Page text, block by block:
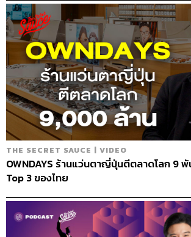
โปรดักต์และบิสิเนสโมเดล
“โปรดักต์ของสุริยา ค่อนข้างเป็นผู้นำ เมื่อ
ผมเป็นคนคิดหีบสีขาวขึ้นมาคนแรก เพราะ
หีบไม้แล้วทาสีเหลืองๆ น่ากลัวมากเลย เริ่ม
ไก่ ให้เหลืองซอฟต์ลงมานิดนึง ก็ยังไม่ตรงต
ของลูกค้า เลยทาสีขาว แล้วก็หาของมาประ
รดักต์เมื่อ 50 ปีที่แล้ว ส่วนเรื่องหีบปรับอาก
ผมก็เป็นคนคิด แกเป็นคนช่างคิด นั่งคุยกันแ
คือบางศพมีปัญหาฉีดยาไม่ได้ แกบอกว่าจะ
อยู่ในตู้เย็นมันไม่เน่า คนตายอยู่ในตู้เย็นก็ต้
กัน ก็เลยสร้างตู้เย็นที่แช่ศพขึ้นมา”
“คุณพ่อผมทำแล้วไม่ได้คิดถึงธุรกิจเท่าไหร่
เป็นนวัตกรรมด้านหีบศพมากกว่า ดังนั้นเล
เลยแพร่หลาย ถ้าจดลิขสิทธิ์จะไม่แพร่หล
ของท่าน ตามต่างจังหวัดคนฉีดยาหายากม
THE SECRET SAUCE | VIDEO
OWNDAYS ร้านแว่นตาญี่ปุ่นตีตลาดโลก 9
Top 3 ของไทย